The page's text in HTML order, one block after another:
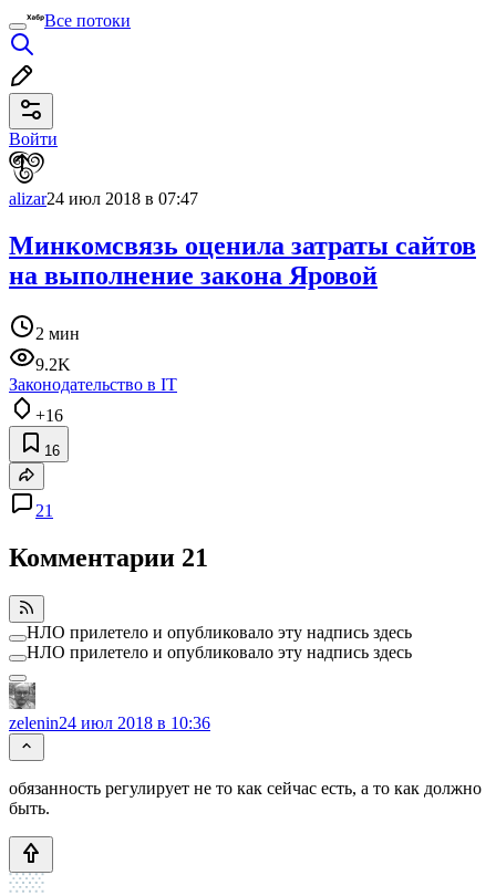
Все потоки
Войти
alizar24 июл 2018 в 07:47
Минкомсвязь оценила затраты сайтов
на выполнение закона Яровой
2 мин
9.2K
Законодательство в IT
+16
16
21
Комментарии 21
НЛО прилетело и опубликовало эту надпись здесь
НЛО прилетело и опубликовало эту надпись здесь
zelenin24 июл 2018 в 10:36
обязанность регулирует не то как сейчас есть, а то как должно
быть.